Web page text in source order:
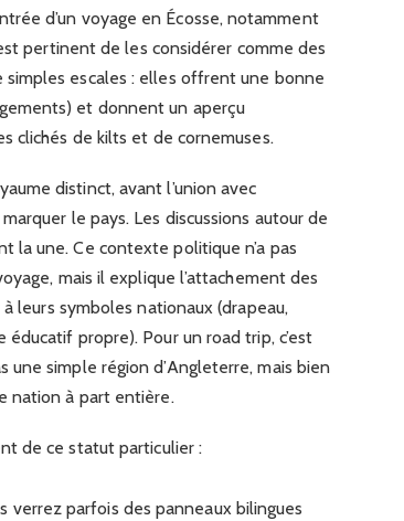
d’un voyage en Écosse, notamment
pertinent de les considérer comme des
simples escales : elles offrent une bonne
et donnent un aperçu
clichés de kilts et de cornemuses.
distinct, avant l’union avec
le pays. Les discussions autour de
la une. Ce contexte politique n’a pas
mais il explique l’attachement des
leurs symboles nationaux (drapeau,
propre). Pour un road trip, c’est
simple région d’Angleterre, mais bien
nation à part entière.
de ce statut particulier :
verrez parfois des panneaux bilingues